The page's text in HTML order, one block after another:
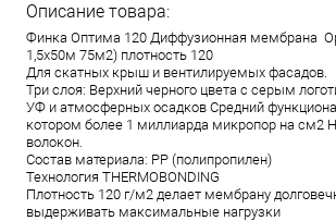
Описание товара:
Финка Оптима 120 Диффузионная мембрана
1,5х50м 75м2) плотность 120
Для скатных крыш и вентилируемых фасадов.
Три слоя: Верхний черного цвета с серым
УФ и атмосферных осадков Средний
котором более 1 миллиарда микропор на см2
волокон.
Состав материала: РР (полипропилен)
Технология THERMOBONDING
Плотность 120 г/м2 делает мембрану
выдерживать максимальные нагрузки